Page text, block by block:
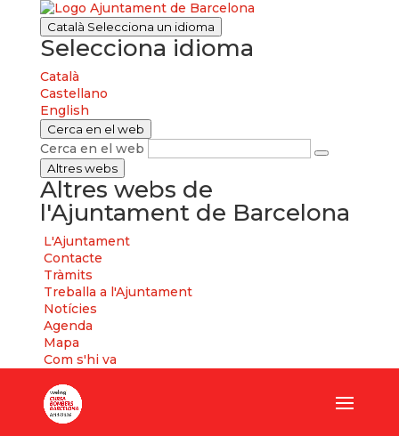
Català Selecciona un idioma
Selecciona idioma
Català
Castellano
English
Cerca en el web
Cerca en el web
Altres webs
Altres webs de
l'Ajuntament de Barcelona
L'Ajuntament
Contacte
Tràmits
Treballa a l'Ajuntament
Notícies
Agenda
Mapa
Com s'hi va